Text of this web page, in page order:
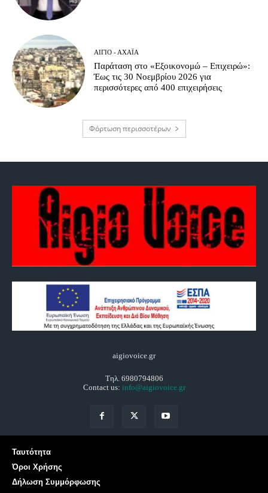
ΑΊΓΙΟ - ΑΧΑΪ́Α
Παράταση στο «Εξοικονομώ – Επιχειρώ»:
Έως τις 30 Νοεμβρίου 2026 για
περισσότερες από 400 επιχειρήσεις
Φόρτωση περισσοτέρων
aigiovoice.gr
Τηλ. 6980794806
Contact us: info@aigiovoice.gr
Ταυτότητα
Όροι Χρήσης
Δήλωση Συμμόρφωσης